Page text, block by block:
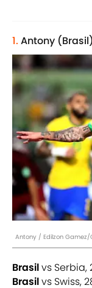
1. Antony (Brasil)
Antony / Edilzon
Brasilvs Serbia,
Brasilvs Swiss,